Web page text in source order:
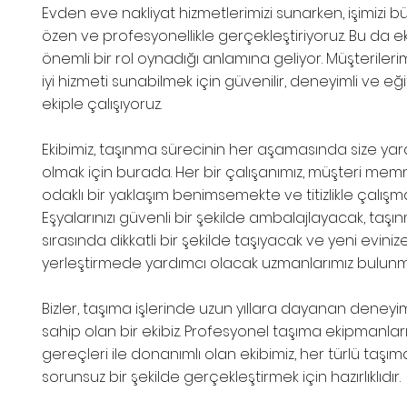
Evden eve nakliyat hizmetlerimizi sunarken, işimizi
özen ve profesyonellikle gerçekleştiriyoruz. Bu da
önemli bir rol oynadığı anlamına geliyor.
iyi hizmeti sunabilmek için güvenilir, deneyimli ve
ekiple çalışıyoruz.
Ekibimiz, taşınma sürecinin her aşamasında size
olmak için burada. Her bir çalışanımız, müşteri
odaklı bir yaklaşım benimsemekte ve titizlikle
Eşyalarınızı güvenli bir şekilde ambalajlayacak,
sırasında dikkatli bir şekilde taşıyacak ve yeni
yerleştirmede yardımcı olacak uzmanlarımız
Bizler, taşıma işlerinde uzun yıllara dayanan
sahip olan bir ekibiz. Profesyonel taşıma
gereçleri ile donanımlı olan ekibimiz, her türlü
sorunsuz bir şekilde gerçekleştirmek için hazırlıklıdır.